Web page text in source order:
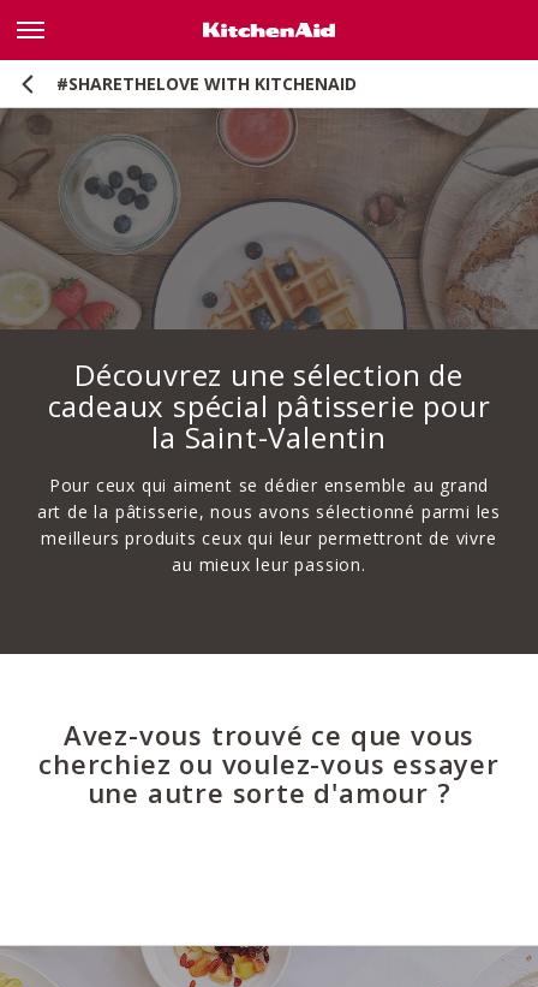
#SHARETHELOVE WITH KITCHENAID
JOUEZ ET GAGNEZ
Découvrez une sélection de
cadeaux spécial pâtisserie pour
la Saint-Valentin
Pour ceux qui aiment se dédier ensemble au grand
art de la pâtisserie, nous avons sélectionné parmi les
meilleurs produits ceux qui leur permettront de vivre
au mieux leur passion.
Avez-vous trouvé ce que vous
cherchiez ou voulez-vous essayer
une autre sorte d'amour ?